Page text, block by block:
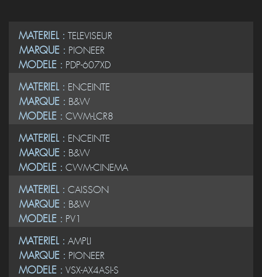
MATERIEL : TELEVISEUR
MARQUE : PIONEER
MODELE : PDP-607XD
MATERIEL : ENCEINTE
MARQUE : B&W
MODELE : CWM-LCR8
MATERIEL : ENCEINTE
MARQUE : B&W
MODELE : CWM-CINEMA
MATERIEL : CAISSON
MARQUE : B&W
MODELE : PV1
MATERIEL : AMPLI
MARQUE : PIONEER
MODELE : VSX-AX4ASI-S